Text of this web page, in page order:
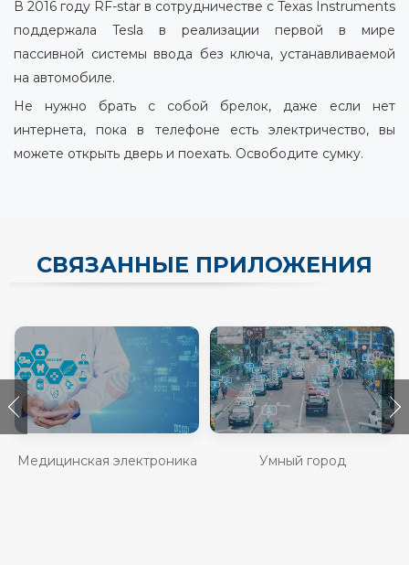
В 2016 году RF-star в сотрудничестве с Texas Instruments
поддержала Tesla в реализации первой в мире
пассивной системы ввода без ключа, устанавливаемой
на автомобиле.
Не нужно брать с собой брелок, даже если нет
интернета, пока в телефоне есть электричество, вы
можете открыть дверь и поехать. Освободите сумку.
СВЯЗАННЫЕ ПРИЛОЖЕНИЯ
Медицинская электроника Умный город